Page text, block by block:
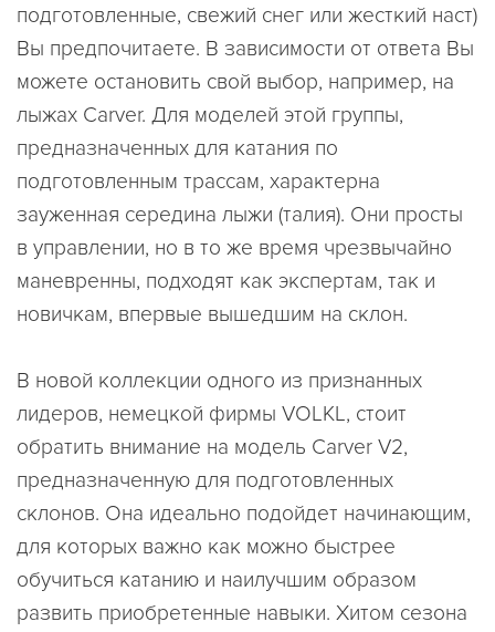
подготовленные, свежий снег или жесткий наст)
Вы предпочитаете. В зависимости от ответа Вы
можете остановить свой выбор, например, на
лыжах Carver. Для моделей этой группы,
предназначенных для катания по
подготовленным трассам, характерна
зауженная середина лыжи (талия). Они просты
в управлении, но в то же время чрезвычайно
маневренны, подходят как экспертам, так и
новичкам, впервые вышедшим на склон.
В новой коллекции одного из признанных
лидеров, немецкой фирмы VOLKL, стоит
обратить внимание на модель Carver V2,
предназначенную для подготовленных
склонов. Она идеально подойдет начинающим,
для которых важно как можно быстрее
обучиться катанию и наилучшим образом
развить приобретенные навыки. Хитом сезона